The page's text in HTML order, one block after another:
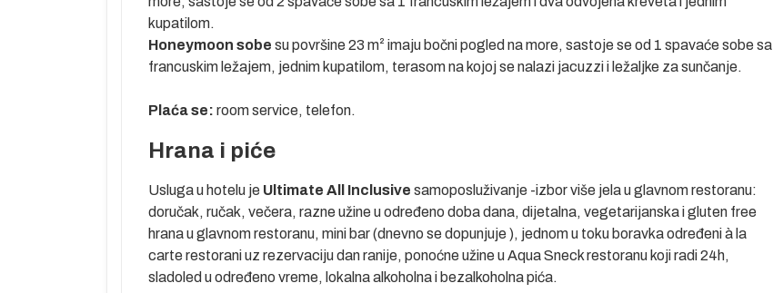
kupatilom.
Honeymoon sobe su površine 23 m² imaju bočni pogled na more, sastoje se od 1 spavaće sobe sa
francuskim ležajem, jednim kupatilom, terasom na kojoj se nalazi jacuzzi i ležaljke za sunčanje.
Plaća se: room service, telefon.
Hrana i piće
Usluga u hotelu je Ultimate All Inclusive samoposluživanje -izbor više jela u glavnom restoranu:
doručak, ručak, večera, razne užine u određeno doba dana, dijetalna, vegetarijanska i gluten free
hrana u glavnom restoranu, mini bar (dnevno se dopunjuje ), jednom u toku boravka određeni à la
carte restorani uz rezervaciju dan ranije, ponoćne užine u Aqua Sneck restoranu koji radi 24h,
sladoled u određeno vreme, lokalna alkoholna i bezalkoholna pića.